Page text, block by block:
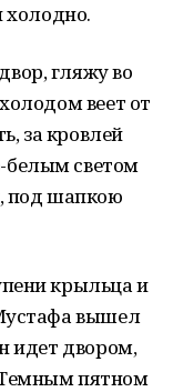
холодно.
гляжу во
веет от
за кровлей
белым светом
под шапкою
крыльца и
вышел
идет двором,
Темным пятном